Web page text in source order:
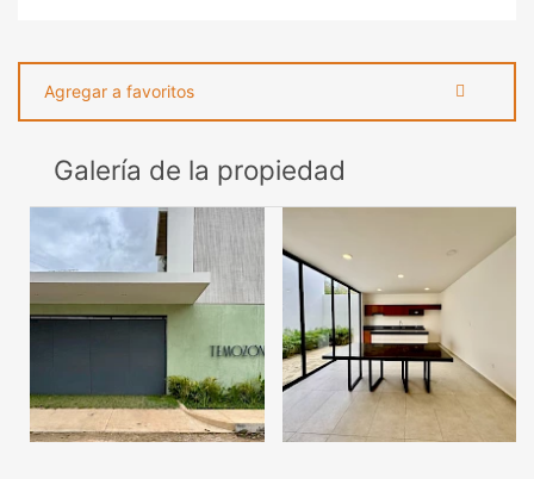
Agregar a favoritos
Galería de la propiedad